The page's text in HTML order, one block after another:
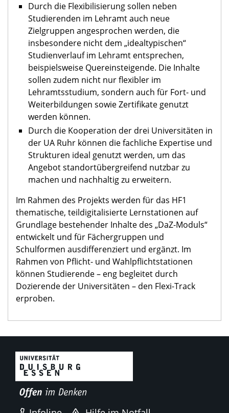
Durch die Flexibilisierung sollen neben
Studierenden im Lehramt auch neue
Zielgruppen angesprochen werden, die
insbesondere nicht dem „idealtypischen“
Studienverlauf im Lehramt entsprechen,
beispielsweise Quereinsteigende. Die Inhalte
sollen zudem nicht nur flexibler im
Lehramtsstudium, sondern auch für Fort- und
Weiterbildungen sowie Zertifikate genutzt
werden können.
Durch die Kooperation der drei Universitäten in
der UA Ruhr können die fachliche Expertise und
Strukturen ideal genutzt werden, um das
Angebot standortübergreifend nutzbar zu
machen und nachhaltig zu erweitern.
Im Rahmen des Projekts werden für das HF1
thematische, teildigitalisierte Lernstationen auf
Grundlage bestehender Inhalte des „DaZ-Moduls“
entwickelt und für Fächergruppen und
Schulformen ausdifferenziert und ergänzt. Im
Rahmen von Pflicht- und Wahlpflichtstationen
können Studierende – eng begleitet durch
Dozierende der Universitäten – den Flexi-Track
erproben.